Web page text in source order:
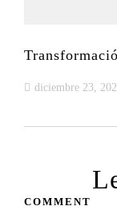
diciembre 23,
COMMENT